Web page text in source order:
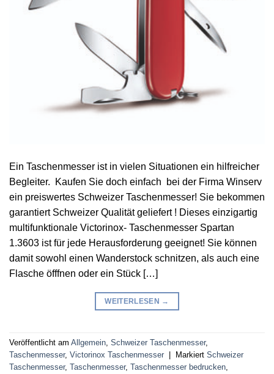
Ein Taschenmesser ist in vielen Situationen ein hilfreicher
Begleiter. Kaufen Sie doch einfach bei der Firma Winserv
ein preiswertes Schweizer Taschenmesser! Sie bekommen
garantiert Schweizer Qualität geliefert ! Dieses einzigartig
multifunktionale Victorinox- Taschenmesser Spartan
1.3603 ist für jede Herausforderung geeignet! Sie können
damit sowohl einen Wanderstock schnitzen, als auch eine
Flasche öfffnen oder ein Stück […]
WEITERLESEN →
Veröffentlicht am Allgemein, Schweizer Taschenmesser,
Taschenmesser, Victorinox Taschenmesser Markiert Schweizer
Taschenmesser, Taschenmesser, Taschenmesser bedrucken,